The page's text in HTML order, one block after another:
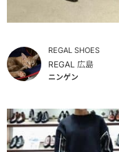
REGAL SHOES
REGAL 広島
ニンゲン